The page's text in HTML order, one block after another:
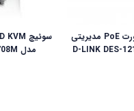
سوییچ 24 پورت PoE مدیریتی
مدل ATEN CL5708M